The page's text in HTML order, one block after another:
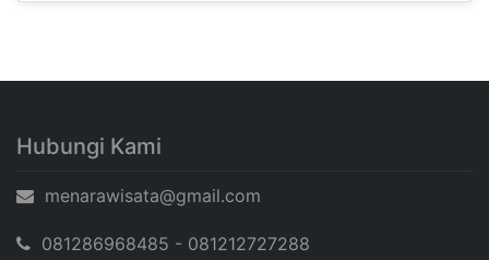
Hubungi Kami
menarawisata@gmail.com
081286968485 - 081212727288